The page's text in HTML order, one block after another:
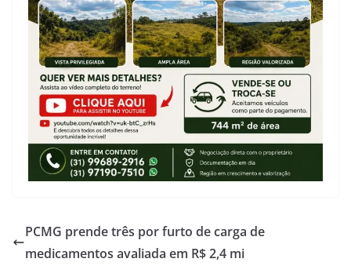
PCMG prende três por furto de carga de
medicamentos avaliada em R$ 2,4 mi